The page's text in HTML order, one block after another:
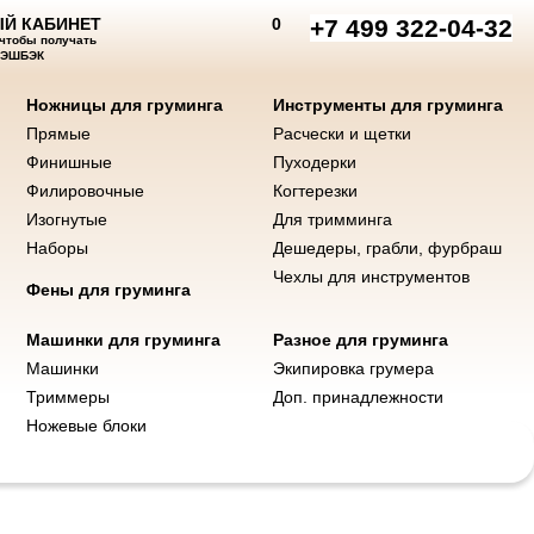
+7 499 322-04-32
0
КАБИНЕТ
получать
для груминга Машинки и ножи Фены Разное для груминга
Ножницы для груминга
Прямые
Финишные
Филировочные
Изогнутые
Наборы
Машинки
Триммеры
Ножевые блоки
Расчески и щетки
Для тримминга
Когтерезки
Пуходерки
Чехлы для инструментов
Экипировка грумера
Доп. принадлежности
Инструменты для груминга
Фены для груминга
Дешедеры, грабли, фурбраш
Машинки для груминга Разное для груминга